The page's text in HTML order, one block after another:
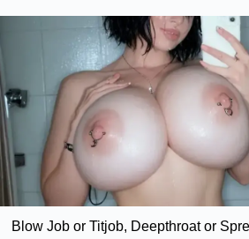
Blow Job or Titjob, Deepthroat or